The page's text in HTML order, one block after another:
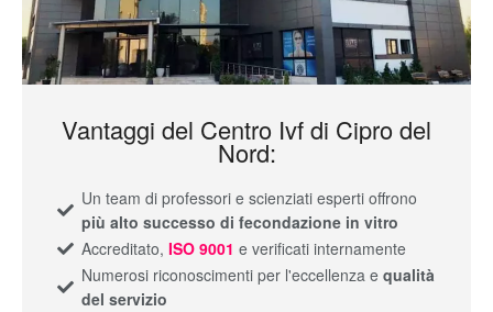
Vantaggi del Centro Ivf di Cipro del
Nord:
Un team di professori e scienziati esperti offrono
più alto successo di fecondazione in vitro
Accreditato, ISO 9001 e verificati internamente
Numerosi riconoscimenti per l'eccellenza e qualità
del servizio